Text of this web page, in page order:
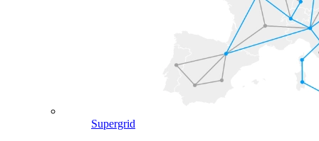
Supergrid